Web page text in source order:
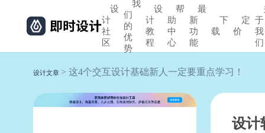
设
计
社
区
我
们
的
优
势
设
计
教
程
帮
助
中
心
最
新
功
能
下
载
定
价
于
我
们
设计文章 > 这4个交互设计基础新人一定要重点学习！
设计